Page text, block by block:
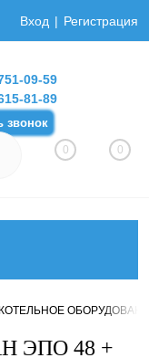
Вход Регистрация
09-59
81-89
звонок
0 0
КОТЕЛЬНОЕ
ЭПО 48 +